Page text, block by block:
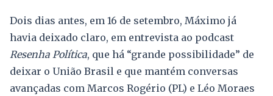
Dois dias antes, em 16 de setembro, Máximo já
havia deixado claro, em entrevista ao podcast
Resenha Política, que há “grande possibilidade” de
deixar o União Brasil e que mantém conversas
avançadas com Marcos Rogério (PL) e Léo Moraes